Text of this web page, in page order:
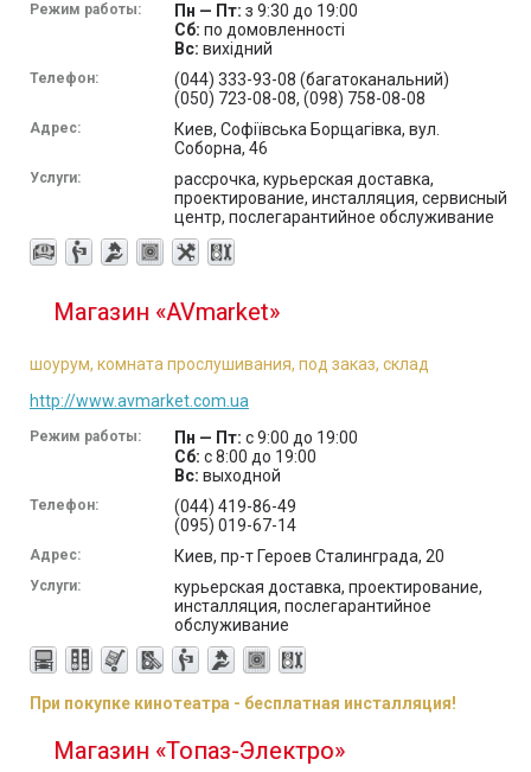
Режим работы: Пн — Пт: з 9:30 до 19:00
Сб: по домовленності
Вс: вихідний
Телефон:
(044) 333-93-08 (багатоканальний)
(050) 723-08-08, (098) 758-08-08
Адрес:
Киев, Софіївська Борщагівка, вул.
Соборна, 46
Услуги:
рассрочка, курьерская доставка,
проектирование, инсталляция, сервисный
центр, послегарантийное обслуживание
Магазин «AVmarket»
шоурум, комната прослушивания, под заказ, склад
http://www.avmarket.com.ua
Режим работы: Пн — Пт: с 9:00 до 19:00
Сб: с 8:00 до 19:00
Вс: выходной
Телефон:
(044) 419-86-49
(095) 019-67-14
Адрес: Киев, пр-т Героев Сталинграда, 20
Услуги:
курьерская доставка, проектирование,
инсталляция, послегарантийное
обслуживание
При покупке кинотеатра - бесплатная инсталляция!
Магазин «Топаз-Электро»